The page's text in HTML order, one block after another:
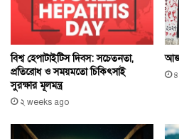
বিশ্ব হেপাটাইটিস দিবস: সচেতনতা,
প্রতিরোধ ও সময়মতো চিকিৎসাই
সুরক্ষার মূলমন্ত্র
২ weeks ago
আজ